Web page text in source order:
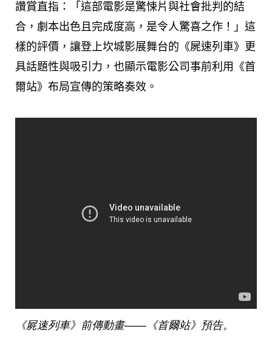
讚賞直指：「這部電影是驚悚片與社會批判的結
合，劇本出色且完成度高，是令人驚喜之作！」這
樣的評價，讓登上坎城影展舞台的《屍速列車》更
具話題性與吸引力，也顯示電影公司事前利用《首
爾站》布局宣傳的策略奏效。
《屍速列車》前傳動畫——《首爾站》預告。